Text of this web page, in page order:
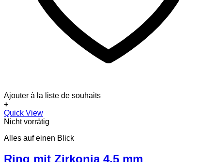
Ajouter à la liste de souhaits
+
Dieses
Produkt
mehrere
auf.
Quick View
Nicht vorrätig
Alles auf einen Blick
Ring mit Zirkonia 4,5 mm